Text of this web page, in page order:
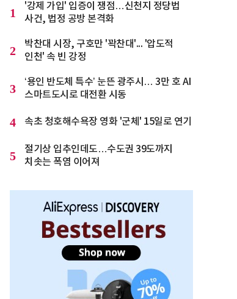
1
'강제 가입' 입증이 쟁점…신천지 정당법
사건, 법정 공방 본격화
2
박찬대 시장, 구호만 '꽉찬대'... '압도적
인천' 속 빈 강정
3
‘용인 반도체 특수’ 눈뜬 광주시… 3만 호 AI
스마트도시로 대전환 시동
4 속초 청호해수욕장 영화 '군체' 15일로 연기
5
절기상 입추인데도…수도권 39도까지
치솟는 폭염 이어져